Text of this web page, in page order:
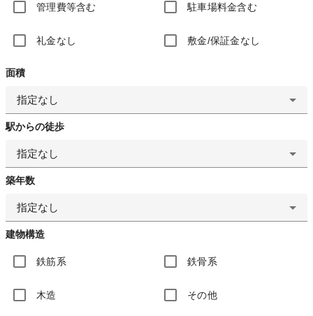
管理費等含む 駐車場料金含む
礼金なし 敷金/保証金なし
面積
指定なし
駅からの徒歩
指定なし
築年数
指定なし
建物構造
鉄筋系 鉄骨系
木造 その他